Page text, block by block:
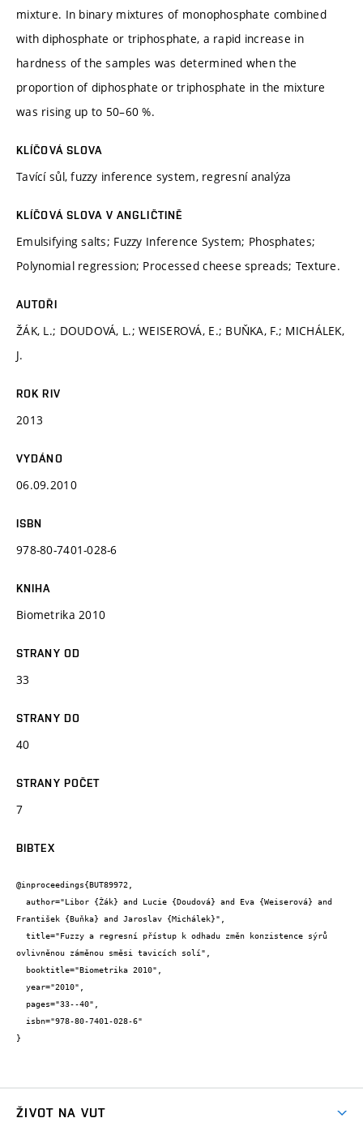
mixture. In binary mixtures of monophosphate combined
with diphosphate or triphosphate, a rapid increase in
hardness of the samples was determined when the
proportion of diphosphate or triphosphate in the mixture
was rising up to 50–60 %.
KLÍČOVÁ SLOVA
Tavící sůl, fuzzy inference system, regresní analýza
KLÍČOVÁ SLOVA V ANGLIČTINĚ
Emulsifying salts; Fuzzy Inference System; Phosphates;
Polynomial regression; Processed cheese spreads; Texture.
AUTOŘI
ŽÁK, L.; DOUDOVÁ, L.; WEISEROVÁ, E.; BUŇKA, F.; MICHÁLEK,
J.
ROK RIV
2013
VYDÁNO
06.09.2010
ISBN
978-80-7401-028-6
KNIHA
Biometrika 2010
STRANY OD
33
STRANY DO
40
STRANY POČET
7
BIBTEX
@inproceedings{BUT89972,
František {Buňka} and Jaroslav {Michálek}",
ovlivněnou záměnou směsi tavicích solí",
}
ŽIVOT NA VUT